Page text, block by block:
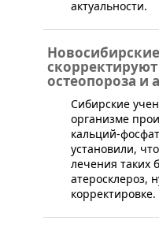
актуальности.
остеопороза и
Сибирские
организме
кальций-
установили,
лечения таких
атеросклероз,
корректировке.